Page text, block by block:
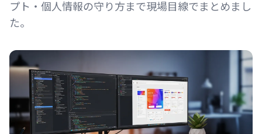
プト・個人情報の守り方まで現場目線でまとめまし
た。